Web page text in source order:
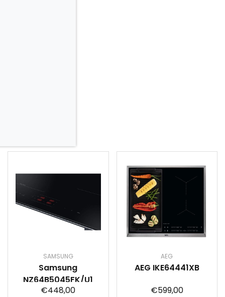
SAMSUNG
Samsung
NZ64B5045FK/U1
€448,00
AEG
AEG IKE64441XB
€599,00